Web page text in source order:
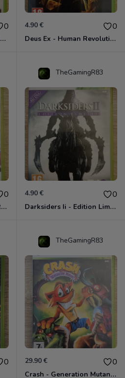
0
Dragon Age Origins - Awakening Xbox 360
4.90 € 0
Deus Ex - Human Revolution Xbox 360
0
Dead Rising 2 - Off The Record Xbox 360
TheGamingR83
4.90 € 0
Darksiders Ii - Edition Limitée Xbox 360
0
TheGamingR83
29.90 € 0
Crash - Generation Mutant Xbox 360